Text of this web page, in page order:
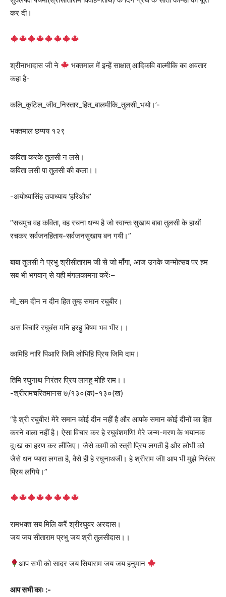
कर दी।
श्रीनाभादास जी ने
भक्तमाल में इन्हें साक्षात् आदिकवि वाल्मीकि का अवतार
कहा है-
कलि_कुटिल_जीव_निस्तार_हित_बालमीकि_तुलसी_भयो।’-
भक्तमाल छप्पय १२९
कविता करके तुलसी न लसे।
कविता लसी पा तुलसी की कला।।
-अयोध्यासिंह उपाध्याय ‘हरिऔध’
“सचमुच वह कविता, वह रचना धन्य है जो स्वान्तःसुखाय बाबा तुलसी के हाथों
रचकर सर्वजनहिताय-सर्वजनसुखाय बन गयी।”
बाबा तुलसी ने प्रभु श्रीसीताराम जी से जो माँगा, आज उनके जन्मोत्सव पर हम
सब भी भगवान् से यही मंगलकामना करेंः–
मो_सम दीन न दीन हित तुम्ह समान रघुबीर।
अस बिचारि रघुबंस मनि हरहु बिषम भव भीर।।
कामिहि नारि पिआरि जिमि लोभिहि प्रिय जिमि दाम।
तिमि रघुनाथ निरंतर प्रिय लागहु मोहि राम।।
-श्रीरामचरितमानस ७/१३०(क)-१३०(ख)
“हे श्री रघुवीर! मेरे समान कोई दीन नहीं है और आपके समान कोई दीनों का हित
करने वाला नहीं है। ऐसा विचार कर हे रघुवंशमणि! मेरे जन्म-मरण के भयानक
दुःख का हरण कर लीजिए। जैसे कामी को स्त्री प्रिय लगती है और लोभी को
जैसे धन प्यारा लगता है, वैसे ही हे रघुनाथजी। हे श्रीराम जी! आप भी मुझे निरंतर
प्रिय लगिये।”
रामभक्त सब मिलि करैं श्रीरघुवर अरदास।
जय जय सीताराम प्रभु जय श्री तुलसीदास।।
आप सभी को सादर जय सियाराम जय जय हनुमान
आप सभी काः :-